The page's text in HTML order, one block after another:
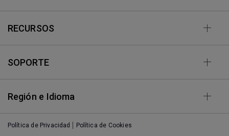
RECURSOS
SOPORTE
Región e Idioma
Política de Privacidad Política de Cookies